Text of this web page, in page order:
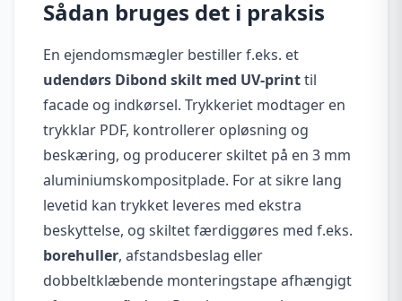
Sådan bruges det i praksis
En ejendomsmægler bestiller f.eks. et
udendørs Dibond skilt med UV-printtil
facade og indkørsel. Trykkeriet modtager en
trykklar PDF, kontrollerer opløsning og
beskæring, og producerer skiltet på en 3 mm
aluminiumskompositplade. For at sikre lang
levetid kan trykket leveres med ekstra
beskyttelse, og skiltet færdiggøres med f.eks.
borehuller, afstandsbeslag eller
dobbeltklæbende monteringstape afhængigt